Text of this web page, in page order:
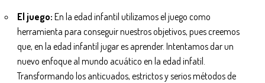
El juego: En la edad infantil utilizamos el juego como
herramienta para conseguir nuestros objetivos, pues creemos
que, en la edad infantil jugar es aprender. Intentamos dar un
nuevo enfoque al mundo acuático en la edad infatil.
Transformando los anticuados, estrictos y serios métodos de